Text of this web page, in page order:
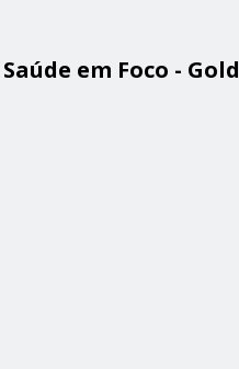
em Foco - Gold